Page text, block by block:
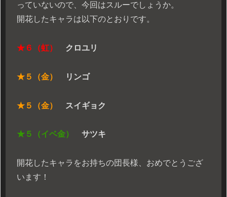
っていないので、今回はスルーでしょうか。
開花したキャラは以下のとおりです。
★６（虹） クロユリ
★５（金） リンゴ
★５（金） スイギョク
★５（イベ金） サツキ
開花したキャラをお持ちの団長様、おめでとうござ
います！